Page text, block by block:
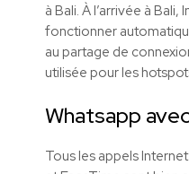
à Bali. À l’arrivée à
fonctionner
au partage de
utilisée pour les
Whatsapp
Tous les appels